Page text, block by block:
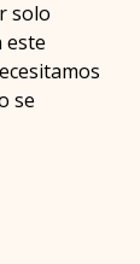
solo
este
se